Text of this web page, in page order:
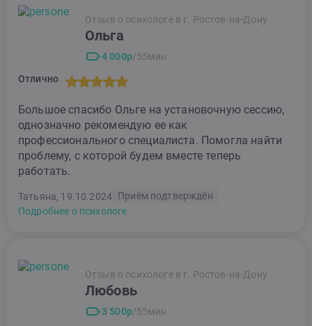
Отзыв о психологе в г. Ростов-на-Дону
Ольга
4 000р/55мин
Отлично
Большое спасибо Ольге на установочную сессию,
однозначно рекомендую ее как
профессионального специалиста. Помогла найти
проблему, с которой будем вместе теперь
работать.
Татьяна, 19.10.2024 Приём подтверждён
Подробнее о психологе
Отзыв о психологе в г. Ростов-на-Дону
Любовь
3 500р/55мин